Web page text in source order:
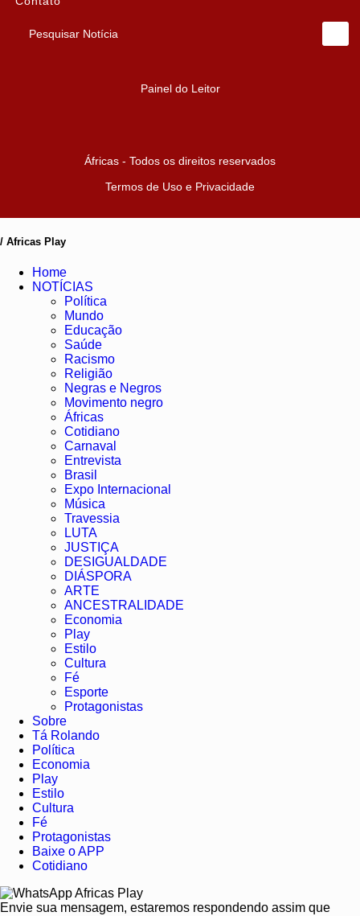
Pesquisar Notícia
Painel do Leitor
Áfricas - Todos os direitos reservados
Termos de Uso e Privacidade
/ Africas Play
Home
NOTÍCIAS
Política
Mundo
Educação
Saúde
Racismo
Religião
Negras e Negros
Movimento negro
Áfricas
Cotidiano
Carnaval
Entrevista
Brasil
Expo Internacional
Música
Travessia
LUTA
JUSTIÇA
DESIGUALDADE
DIÁSPORA
ARTE
ANCESTRALIDADE
Economia
Play
Estilo
Cultura
Fé
Esporte
Protagonistas
Sobre
Tá Rolando
Política
Economia
Play
Estilo
Cultura
Fé
Protagonistas
Baixe o APP
Cotidiano
Africas Play
Envie sua mensagem, estaremos respondendo assim que